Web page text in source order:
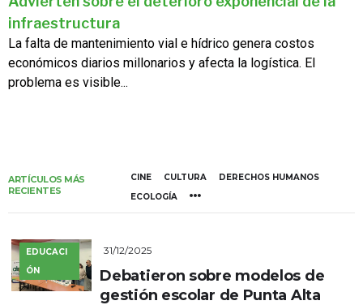
infraestructura
La falta de mantenimiento vial e hídrico genera costos
económicos diarios millonarios y afecta la logística. El
problema es visible...
ARTÍCULOS MÁS
RECIENTES
CINE CULTURA
DERECHOS HUMANOS
ECOLOGÍA
EDUCACI
ÓN
31/12/2025
Debatieron sobre modelos de
gestión escolar de Punta Alta